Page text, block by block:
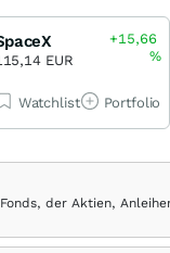
EUR
+15,66
%
Watchlist Portfolio
der Aktien,